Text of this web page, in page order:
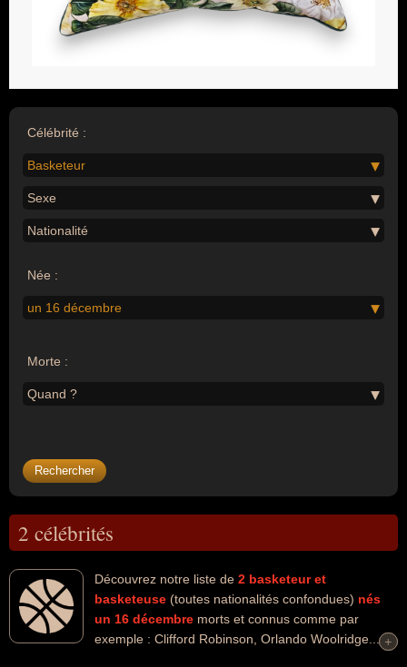
Célébrité :
Basketeur
Sexe
Nationalité
Née :
un 16 décembre
Morte :
Quand ?
2 célébrités
Découvrez notre liste de 2 basketeur et
basketeuse (toutes nationalités confondues) nés
un 16 décembre morts et connus comme par
exemple : Clifford Robinson, Orlando Woolridge... +
+